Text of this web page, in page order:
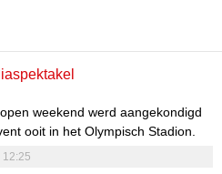
weekend werd aangekondigd
ooit in het Olympisch Stadion.
want alleen al de kijkers van de
110 landen! In totaal trok dit
12:25